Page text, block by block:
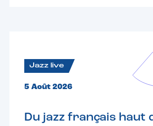
Jazz live
5 Août 2026
Du jazz français haut